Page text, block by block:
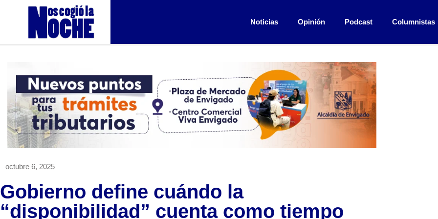
Noticias Opinión Podcast Columnistas
octubre 6, 2025
Gobierno define cuándo la
“disponibilidad” cuenta como tiempo